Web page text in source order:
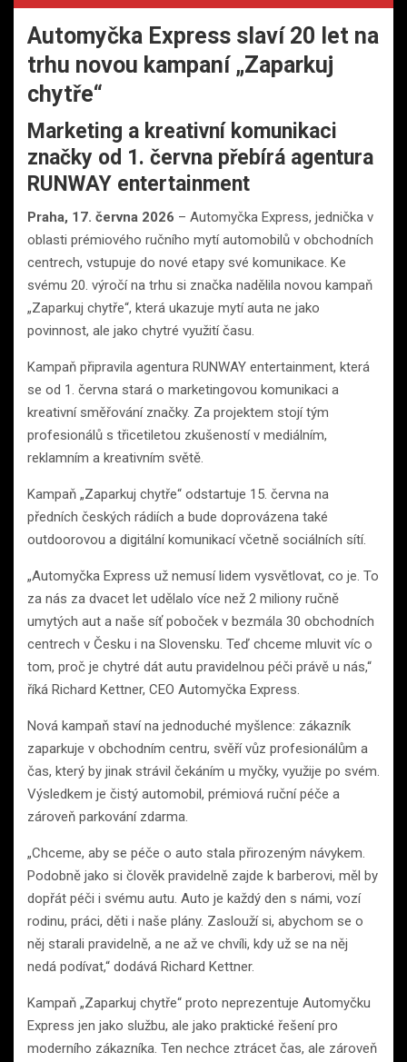
Automyčka Express slaví 20 let na
trhu novou kampaní „Zaparkuj
chytře“
Marketing a kreativní komunikaci
značky od 1. června přebírá agentura
RUNWAY entertainment
Praha, 17. června 2026 – Automyčka Express, jednička v
oblasti prémiového ručního mytí automobilů v obchodních
centrech, vstupuje do nové etapy své komunikace. Ke
svému 20. výročí na trhu si značka nadělila novou kampaň
„Zaparkuj chytře“, která ukazuje mytí auta ne jako
povinnost, ale jako chytré využití času.
Kampaň připravila agentura RUNWAY entertainment, která
se od 1. června stará o marketingovou komunikaci a
kreativní směřování značky. Za projektem stojí tým
profesionálů s třicetiletou zkušeností v mediálním,
reklamním a kreativním světě.
Kampaň „Zaparkuj chytře“ odstartuje 15. června na
předních českých rádiích a bude doprovázena také
outdoorovou a digitální komunikací včetně sociálních sítí.
„Automyčka Express už nemusí lidem vysvětlovat, co je. To
za nás za dvacet let udělalo více než 2 miliony ručně
umytých aut a naše síť poboček v bezmála 30 obchodních
centrech v Česku i na Slovensku. Teď chceme mluvit víc o
tom, proč je chytré dát autu pravidelnou péči právě u nás,“
říká Richard Kettner, CEO Automyčka Express.
Nová kampaň staví na jednoduché myšlence: zákazník
zaparkuje v obchodním centru, svěří vůz profesionálům a
čas, který by jinak strávil čekáním u myčky, využije po svém.
Výsledkem je čistý automobil, prémiová ruční péče a
zároveň parkování zdarma.
„Chceme, aby se péče o auto stala přirozeným návykem.
Podobně jako si člověk pravidelně zajde k barberovi, měl by
dopřát péči i svému autu. Auto je každý den s námi, vozí
rodinu, práci, děti i naše plány. Zaslouží si, abychom se o
něj starali pravidelně, a ne až ve chvíli, kdy už se na něj
nedá podívat,“ dodává Richard Kettner.
Kampaň „Zaparkuj chytře“ proto neprezentuje Automyčku
Express jen jako službu, ale jako praktické řešení pro
moderního zákazníka. Ten nechce ztrácet čas, ale zároveň